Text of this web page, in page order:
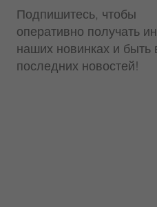
Подпишитесь, чтобы
оперативно получать
наших новинках и быть
последних новостей!